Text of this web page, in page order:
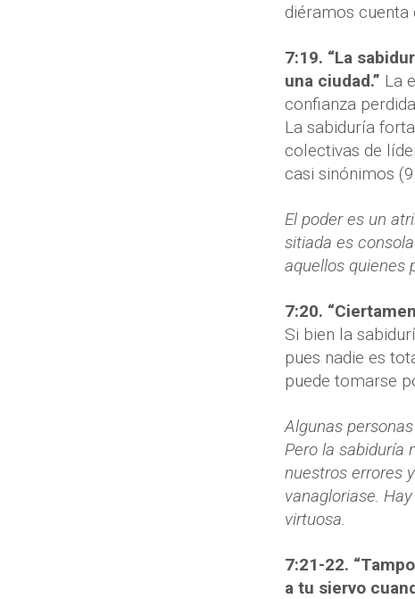
diéramos cuenta
7:19. “La
una ciudad.” La
confianza
La sabiduría
colectivas de
casi sinónimos
El poder es un
sitiada es
aquellos quienes
7:20.
Si bien la
pues nadie es
puede tomarse
Algunas
Pero la sabiduría
nuestros errores
vanagloriase.
virtuosa.
7:21-22.
a tu siervo